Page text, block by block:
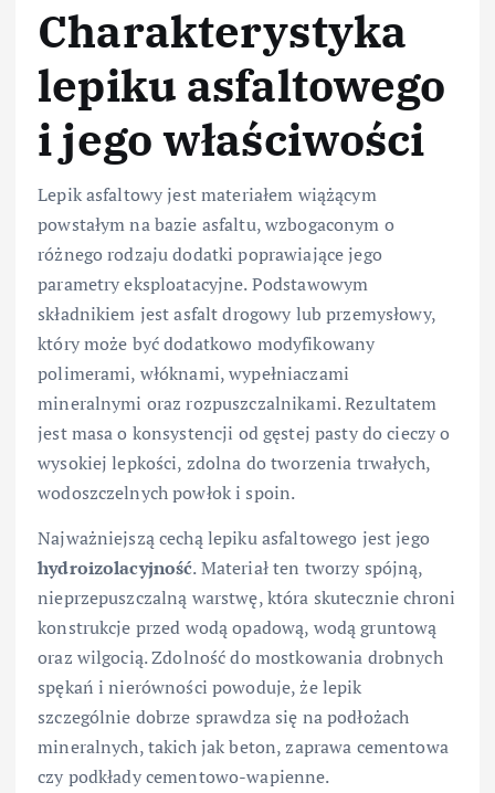
Charakterystyka
lepiku asfaltowego
i jego właściwości
Lepik asfaltowy jest materiałem wiążącym
powstałym na bazie asfaltu, wzbogaconym o
różnego rodzaju dodatki poprawiające jego
parametry eksploatacyjne. Podstawowym
składnikiem jest asfalt drogowy lub przemysłowy,
który może być dodatkowo modyfikowany
polimerami, włóknami, wypełniaczami
mineralnymi oraz rozpuszczalnikami. Rezultatem
jest masa o konsystencji od gęstej pasty do cieczy o
wysokiej lepkości, zdolna do tworzenia trwałych,
wodoszczelnych powłok i spoin.
Najważniejszą cechą lepiku asfaltowego jest jego
hydroizolacyjność. Materiał ten tworzy spójną,
nieprzepuszczalną warstwę, która skutecznie chroni
konstrukcje przed wodą opadową, wodą gruntową
oraz wilgocią. Zdolność do mostkowania drobnych
spękań i nierówności powoduje, że lepik
szczególnie dobrze sprawdza się na podłożach
mineralnych, takich jak beton, zaprawa cementowa
czy podkłady cementowo-wapienne.